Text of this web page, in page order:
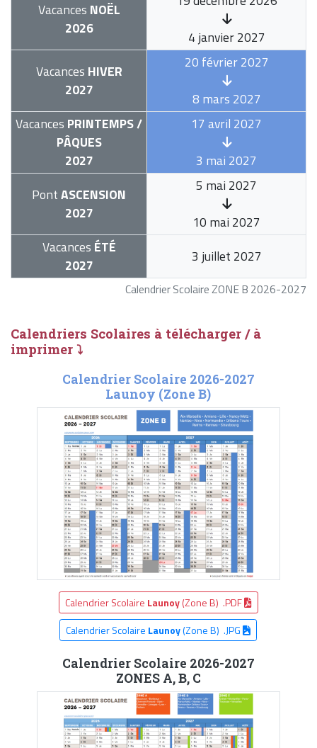
Calendrier Scolaire ZONE B 2026-2027
Vacances NOËL
2026
4 janvier 2027
Vacances HIVER
2027
20 février 2027
8 mars 2027
Vacances PRINTEMPS /
PÂQUES
2027
17 avril 2027
3 mai 2027
PontASCENSION
2027
5 mai 2027
10 mai 2027
Vacances ÉTÉ
2027
3 juillet 2027
Calendriers Scolaires à télécharger / à
imprimer ⤵
Calendrier Scolaire 2026-2027
Launoy (Zone B)
Calendrier Scolaire Launoy(Zone B) .PDF
Calendrier Scolaire Launoy(Zone B) .JPG
Calendrier Scolaire 2026-2027
ZONES A, B, C